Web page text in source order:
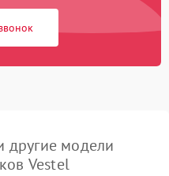
модели
Vestel